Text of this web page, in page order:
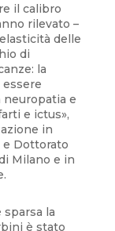
il calibro
rilevato –
delle
di
la
neuropatia e
e ictus»,
in
Dottorato
Milano e in
la
è stato